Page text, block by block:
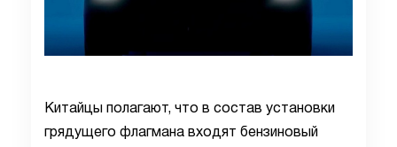
Китайцы полагают, что в состав установки
грядущего флагмана входят бензиновый